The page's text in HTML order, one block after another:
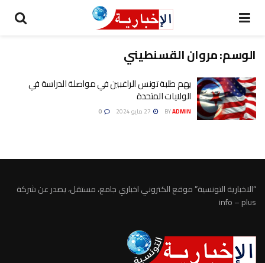
الوسم:مروان القسنطيني
يهم طلبة تونس الراغبين في مواصلة الدراسة في
الولايات المتحدة
BYADMIN
“الاخبارية التونسية” موقع الكتروني اخباري جامع، مستقل، يصدر عن شركة
info – plus